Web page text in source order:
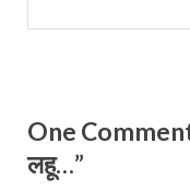
One Comment
लहू…”